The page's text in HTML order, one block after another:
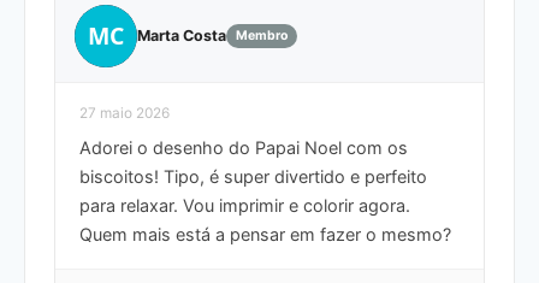
MC Marta Costa Membro
27 maio 2026
Adorei o desenho do Papai Noel com os
biscoitos! Tipo, é super divertido e perfeito
para relaxar. Vou imprimir e colorir agora.
Quem mais está a pensar em fazer o mesmo?